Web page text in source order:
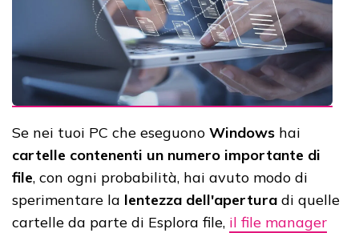
Se nei tuoi PC che eseguono Windows hai
cartelle contenenti un numero importante di
file, con ogni probabilità, hai avuto modo di
sperimentare la lentezza dell'apertura di quelle
cartelle da parte di Esplora file, il file manager